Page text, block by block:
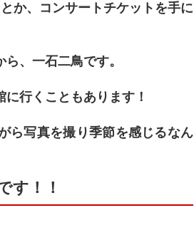
か、コンサートチケットを手に
、一石二鳥です。
行くこともあります！
ら写真を撮り季節を感じるなん
す！！